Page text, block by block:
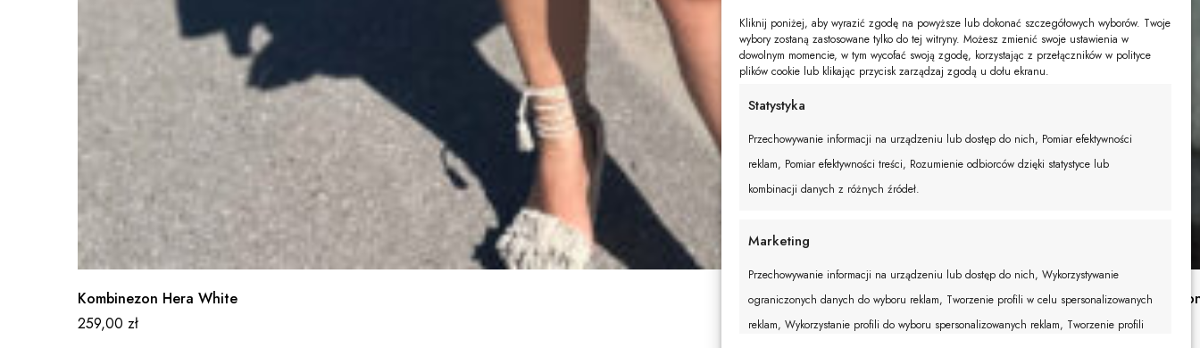
Kliknij poniżej, aby wyrazić zgodę na powyższe lub dokonać szczegółowych wyborów. Twoje
wybory zostaną zastosowane tylko do tej witryny. Możesz zmienić swoje ustawienia w
dowolnym momencie, w tym wycofać swoją zgodę, korzystając z przełączników w polityce
plików cookie lub klikając przycisk zarządzaj zgodą u dołu ekranu.
Statystyka
Przechowywanie informacji na urządzeniu lub dostęp do nich, Pomiar efektywności
reklam, Pomiar efektywności treści, Rozumienie odbiorców dzięki statystyce lub
kombinacji danych z różnych źródeł.
Marketing
Przechowywanie informacji na urządzeniu lub dostęp do nich, Wykorzystywanie
ograniczonych danych do wyboru reklam, Tworzenie profili w celu spersonalizowanych
reklam, Wykorzystanie profili do wyboru spersonalizowanych reklam, Tworzenie profili
Kombinezon Hera White
259,00 zł
289,00